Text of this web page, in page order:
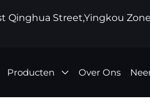
Qinghua Street,Yingkou
Producten Over Ons